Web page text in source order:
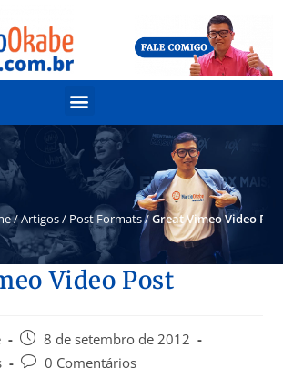
/Artigos/ Post Formats/Great Vimeo Video
Video Post
8 de setembro de 2012
0 Comentários